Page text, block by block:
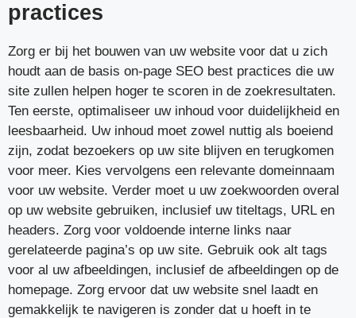
practices
Zorg er bij het bouwen van uw website voor dat u zich
houdt aan de basis on-page SEO best practices die uw
site zullen helpen hoger te scoren in de zoekresultaten.
Ten eerste, optimaliseer uw inhoud voor duidelijkheid en
leesbaarheid. Uw inhoud moet zowel nuttig als boeiend
zijn, zodat bezoekers op uw site blijven en terugkomen
voor meer. Kies vervolgens een relevante domeinnaam
voor uw website. Verder moet u uw zoekwoorden overal
op uw website gebruiken, inclusief uw titeltags, URL en
headers. Zorg voor voldoende interne links naar
gerelateerde pagina’s op uw site. Gebruik ook alt tags
voor al uw afbeeldingen, inclusief de afbeeldingen op de
homepage. Zorg ervoor dat uw website snel laadt en
gemakkelijk te navigeren is zonder dat u hoeft in te